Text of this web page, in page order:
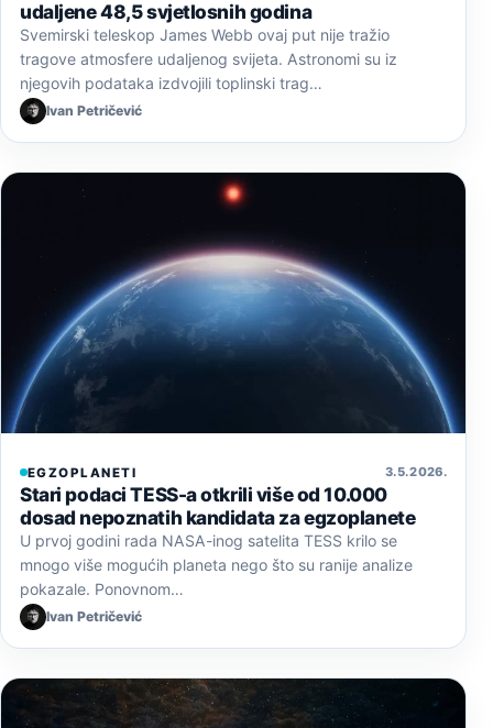
udaljene 48,5 svjetlosnih godina
Svemirski teleskop James Webb ovaj put nije tražio
tragove atmosfere udaljenog svijeta. Astronomi su iz
njegovih podataka izdvojili toplinski trag…
Ivan Petričević
EGZOPLANETI 3. 5. 2026.
Stari podaci TESS-a otkrili više od 10.000
dosad nepoznatih kandidata za egzoplanete
U prvoj godini rada NASA-inog satelita TESS krilo se
mnogo više mogućih planeta nego što su ranije analize
pokazale. Ponovnom…
Ivan Petričević